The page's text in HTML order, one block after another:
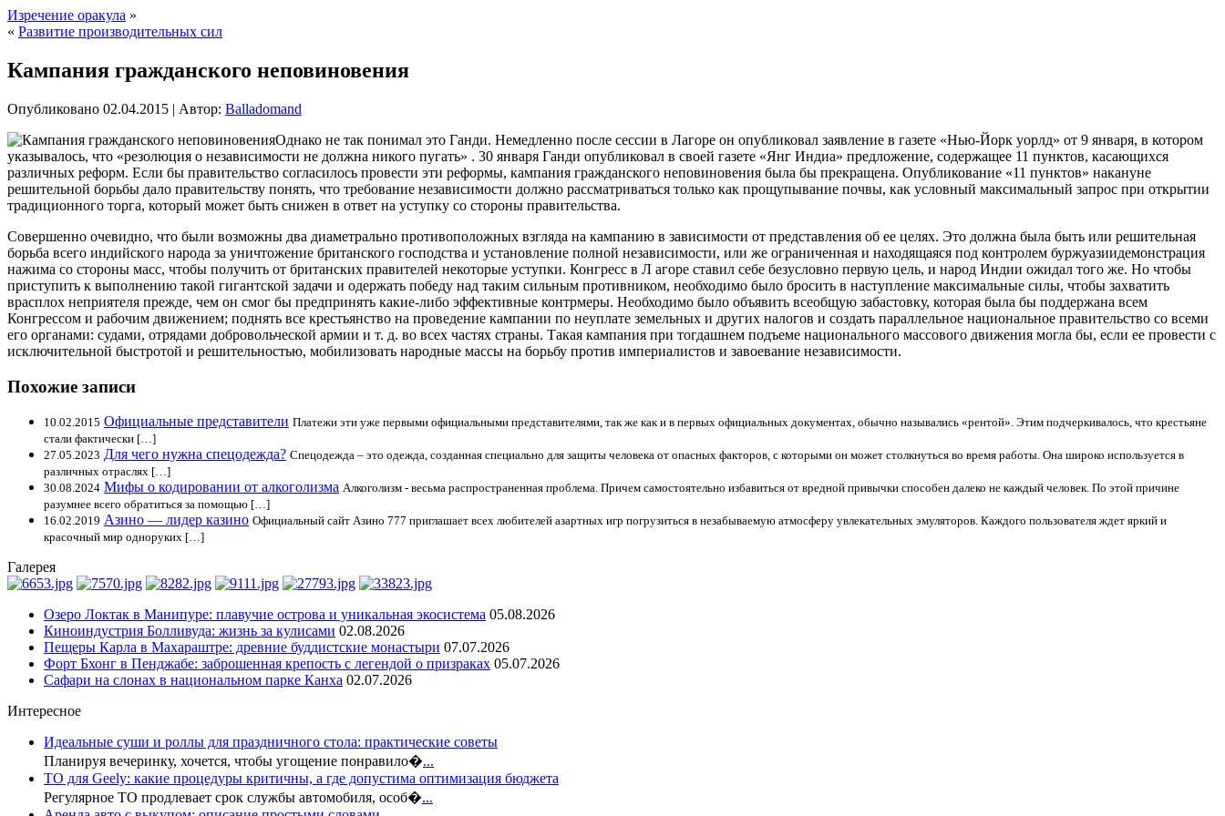
Изречение оракула »
« Развитие производительных сил
Кампания гражданского неповиновения
Опубликовано 02.04.2015 | Автор: Balladomand
Однако не так понимал это Ганди. Немедленно после сессии в Лагоре он опубликовал заявление в газете «Нью-Йорк уорлд» от 9 января, в котором
указывалось, что «резолюция о независимости не должна никого пугать» . 30 января Ганди опубликовал в своей газете «Янг Индиа» предложение, содержащее 11 пунктов, касающихся
различных реформ. Если бы правительство согласилось провести эти реформы, кампания гражданского неповиновения была бы прекращена. Опубликование «11 пунктов» накануне
решительной борьбы дало правительству понять, что требование независимости должно рассматриваться только как прощупывание почвы, как условный максимальный запрос при открытии
традиционного торга, который может быть снижен в ответ на уступку со стороны правительства.
Совершенно очевидно, что были возможны два диаметрально противоположных взгляда на кампанию в зависимости от представления об ее целях. Это должна была быть или решительная
борьба всего индийского народа за уничтожение британского господства и установление полной независимости, или же ограниченная и находящаяся под контролем буржуазиидемонстрация
нажима со стороны масс, чтобы получить от британских правителей некоторые уступки. Конгресс в Л агоре ставил себе безусловно первую цель, и народ Индии ожидал того же. Но чтобы
приступить к выполнению такой гигантской задачи и одержать победу над таким сильным противником, необходимо было бросить в наступление максимальные силы, чтобы захватить
врасплох неприятеля прежде, чем он смог бы предпринять какие-либо эффективные контрмеры. Необходимо было объявить всеобщую забастовку, которая была бы поддержана всем
Конгрессом и рабочим движением; поднять все крестьянство на проведение кампании по неуплате земельных и других налогов и создать параллельное национальное правительство со всеми
его органами: судами, отрядами добровольческой армии и т. д. во всех частях страны. Такая кампания при тогдашнем подъеме национального массового движения могла бы, если ее провести с
исключительной быстротой и решительностью, мобилизовать народные массы на борьбу против империалистов и завоевание независимости.
Похожие записи
10.02.2015 Официальные представители Платежи эти уже первыми официальными представителями, так же как и в первых официальных документах, обычно назывались «рентой». Этим подчеркивалось, что крестьяне
стали фактически […]
27.05.2023 Для чего нужна спецодежда? Спецодежда – это одежда, созданная специально для защиты человека от опасных факторов, с которыми он может столкнуться во время работы. Она широко используется в
различных отраслях […]
30.08.2024 Мифы о кодировании от алкоголизма Алкоголизм - весьма распространенная проблема. Причем самостоятельно избавиться от вредной привычки способен далеко не каждый человек. По этой причине
разумнее всего обратиться за помощью […]
16.02.2019 Азино — лидер казино Официальный сайт Азино 777 приглашает всех любителей азартных игр погрузиться в незабываемую атмосферу увлекательных эмуляторов. Каждого пользователя ждет яркий и
красочный мир одноруких […]
Галерея
Озеро Локтак в Манипуре: плавучие острова и уникальная экосистема 05.08.2026
Киноиндустрия Болливуда: жизнь за кулисами 02.08.2026
Пещеры Карла в Махараштре: древние буддистские монастыри 07.07.2026
Форт Бхонг в Пенджабе: заброшенная крепость с легендой о призраках 05.07.2026
Сафари на слонах в национальном парке Канха 02.07.2026
Интересное
Идеальные суши и роллы для праздничного стола: практические советы
Планируя вечеринку, хочется, чтобы угощение понравило�...
ТО для Geely: какие процедуры критичны, а где допустима оптимизация бюджета
Регулярное ТО продлевает срок службы автомобиля, особ�...